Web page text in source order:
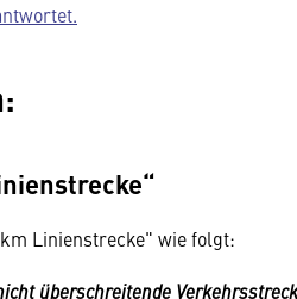
Linienstrecke" wie folgt:
überschreitende